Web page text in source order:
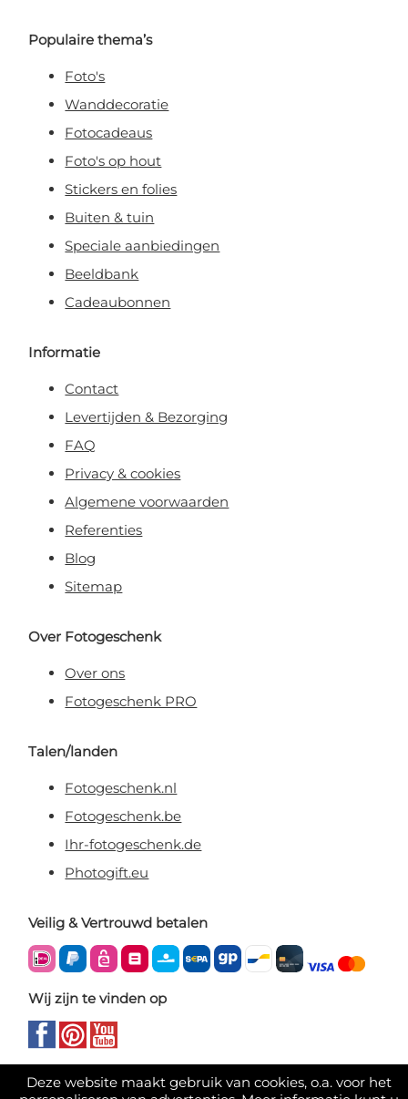
Deze website maakt gebruik van cookies, o.a. voor het
Populaire thema’s
Foto's
Wanddecoratie
Fotocadeaus
Foto's op hout
Stickers en folies
Buiten & tuin
Speciale aanbiedingen
Beeldbank
Cadeaubonnen
Informatie
Contact
Levertijden & Bezorging
FAQ
Privacy & cookies
Algemene voorwaarden
Referenties
Blog
Sitemap
Over Fotogeschenk
Over ons
Fotogeschenk PRO
Talen/landen
Fotogeschenk.nl
Fotogeschenk.be
Ihr-fotogeschenk.de
Photogift.eu
Veilig & Vertrouwd betalen
Wij zijn te vinden op